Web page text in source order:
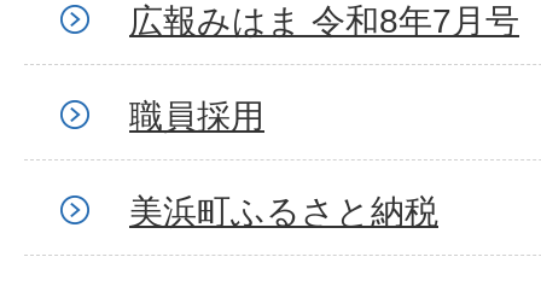
広報みはま 令和8年7月号
職員採用
美浜町ふるさと納税